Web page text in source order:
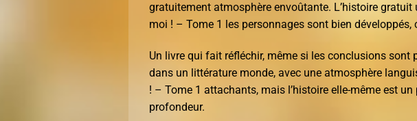
gratuitement atmosphère envoûtante. L’histoire gratuit
moi ! – Tome 1 les personnages sont bien développés,
Un livre qui fait réfléchir, même si les conclusions sont
dans un littérature monde, avec une atmosphère
! – Tome 1 attachants, mais l’histoire elle-même est
profondeur.